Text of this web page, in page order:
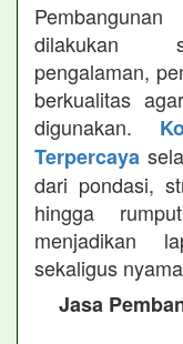
dilakukan
pengalaman,
berkualitas
digunakan.
Terpercaya
dari pondasi,
hingga
menjadikan
sekaligus
Jasa